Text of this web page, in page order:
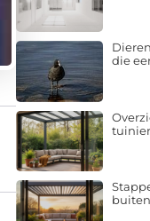
die